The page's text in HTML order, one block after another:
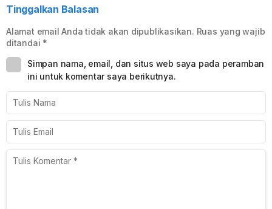
Tinggalkan Balasan
Alamat email Anda tidak akan dipublikasikan. Ruas yang wajib
ditandai *
Simpan nama, email, dan situs web saya pada peramban
ini untuk komentar saya berikutnya.